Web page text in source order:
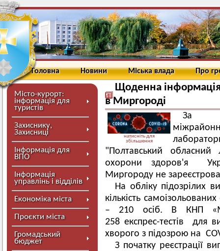
Головна Новини Міська влада Про
Місто-курорт:
інформація для
туристів
Захиснику,
Захисниці
Інформація для
ВПО
Інформація
управлінь і відділів
Економіка міста
Проєкти міста
Громадський
бюджет
Щоденна інформація
в Миргороді
натисніть для
збільшення
За
"Полтавський обласний
охорони здоров'я
Миргороду не
На обліку підозрілих
кількість
– 210 осіб. В КНП
258 експрес-тестів для
хворого з підозрою на
З початку реєстрації